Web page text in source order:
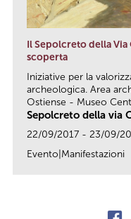
Il Sepolcreto della Via
scoperta
Iniziative per la
archeologica. Area
Ostiense - Museo
Sepolcreto della via
22/09/2017 - 23/09/
Evento|Manifestazioni